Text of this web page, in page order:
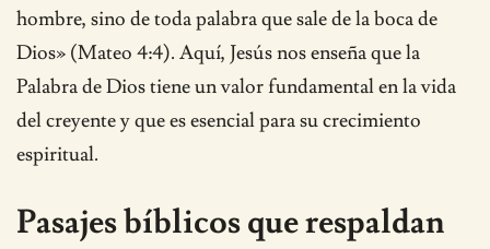
hombre, sino de toda palabra que sale de la boca de
Dios» (Mateo 4:4). Aquí, Jesús nos enseña que la
Palabra de Dios tiene un valor fundamental en la vida
del creyente y que es esencial para su crecimiento
espiritual.
Pasajes bíblicos que respaldan